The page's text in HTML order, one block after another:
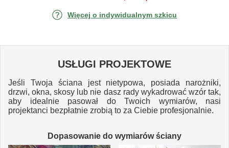
Więcej o indywidualnym szkicu
USŁUGI PROJEKTOWE
Jeśli Twoja ściana jest nietypowa, posiada narożniki,
drzwi, okna, skosy lub nie dasz rady wykadrować wzór tak,
aby idealnie pasował do Twoich wymiarów, nasi
projektanci bezpłatnie zrobią to za Ciebie profesjonalnie.
Dopasowanie do wymiarów ściany